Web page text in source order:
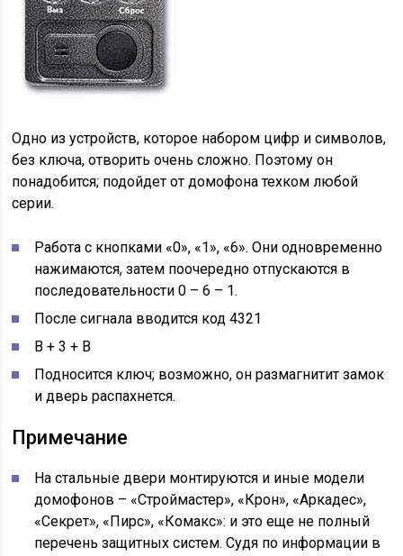
Одно из устройств, которое набором цифр и символов,
без ключа, отворить очень сложно. Поэтому он
понадобится; подойдет от домофона техком любой
серии.
Работа с кнопками «0», «1», «6». Они одновременно
нажимаются, затем поочередно отпускаются в
последовательности 0 – 6 – 1.
После сигнала вводится код 4321
В + 3 + В
Подносится ключ; возможно, он размагнитит замок
и дверь распахнется.
Примечание
На стальные двери монтируются и иные модели
домофонов – «Строймастер», «Крон», «Аркадес»,
«Секрет», «Пирс», «Комакс»: и это еще не полный
перечень защитных систем. Судя по информации в